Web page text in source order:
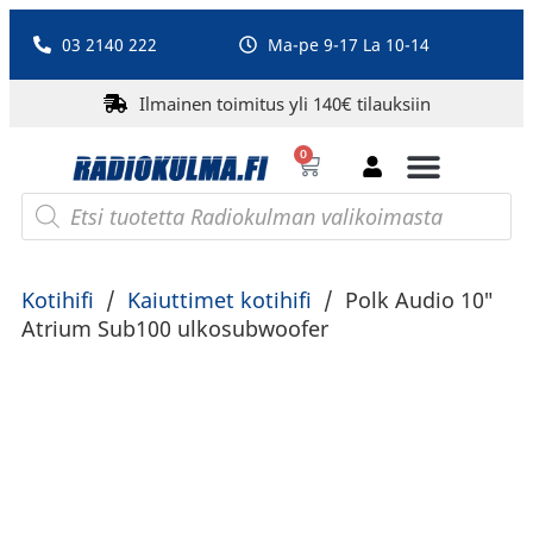
03 2140 222 Ma-pe 9-17 La 10-14
Ilmainen toimitus yli 140€ tilauksiin
0
Kotihifi / Kaiuttimet kotihifi / Polk Audio 10″
Atrium Sub100 ulkosubwoofer